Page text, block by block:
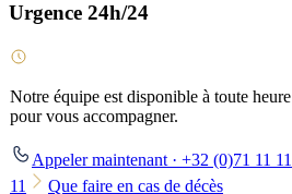
Urgence 24h/24
Notre équipe est disponible à toute heure
pour vous accompagner.
Appeler maintenant · +32 (0)71 11 11
11
Que faire en cas de décès